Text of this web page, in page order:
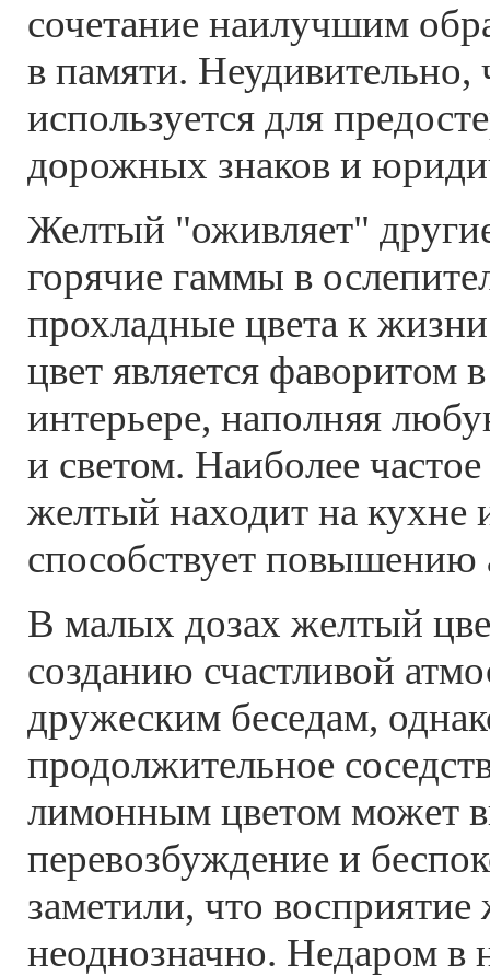
сочетание наилучшим
в памяти. Неудивительно,
используется для
дорожных знаков и
Желтый "оживляет"
горячие гаммы в
прохладные цвета к
цвет является фаворитом
интерьере, наполняя
и светом. Наиболее
желтый находит на
способствует повышению
В малых дозах желтый
созданию счастливой
дружеским беседам,
продолжительное
лимонным цветом может
перевозбуждение и
заметили, что восприятие
неоднозначно. Недаром в